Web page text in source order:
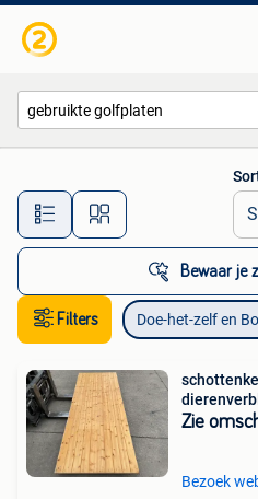
Alle
Bewaar je
Filters Doe-het-zelf en
Zie
Bezoek